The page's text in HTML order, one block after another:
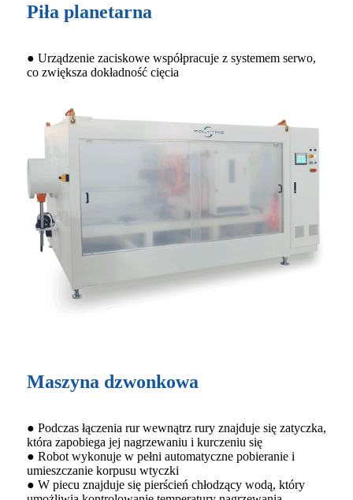
Piła planetarna
● Urządzenie zaciskowe współpracuje z systemem serwo,
co zwiększa dokładność cięcia
Maszyna dzwonkowa
● Podczas łączenia rur wewnątrz rury znajduje się zatyczka,
która zapobiega jej nagrzewaniu i kurczeniu się
● Robot wykonuje w pełni automatyczne pobieranie i
umieszczanie korpusu wtyczki
● W piecu znajduje się pierścień chłodzący wodą, który